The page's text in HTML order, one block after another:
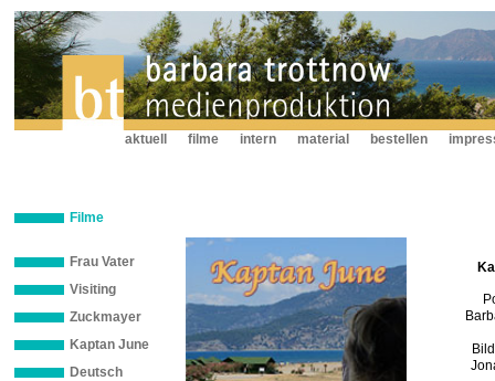
aktuell filme intern material bestellen
Filme
Frau Vater
Visiting
Zuckmayer
Kaptan June
Deutsch